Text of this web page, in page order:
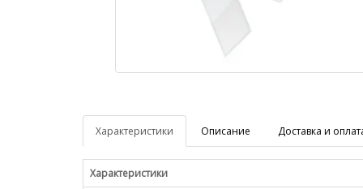
Характеристики
Описание Доставка и
Характеристики